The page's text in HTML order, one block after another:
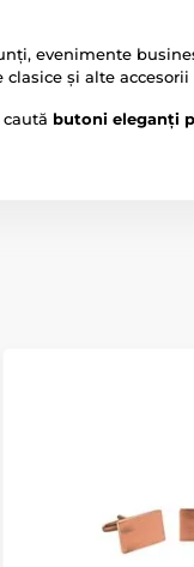
evenimente
și alte
butoni eleganți